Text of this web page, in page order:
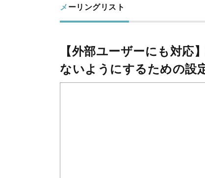
メーリングリスト
【外部ユーザーにも対
ないようにするための設